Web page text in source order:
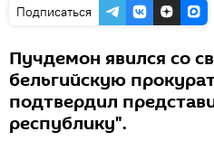
Подписаться
Пучдемон явился со
бельгийскую
подтвердил
республику".